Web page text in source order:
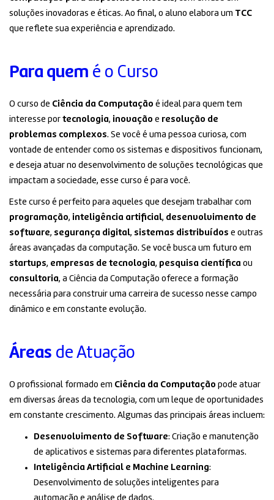
soluções inovadoras e éticas. Ao final, o aluno elabora um TCC
que reflete sua experiência e aprendizado.
Para quem é o Curso
O curso de Ciência da Computação é ideal para quem tem
interesse por tecnologia, inovação e resolução de
problemas complexos. Se você é uma pessoa curiosa, com
vontade de entender como os sistemas e dispositivos funcionam,
e deseja atuar no desenvolvimento de soluções tecnológicas que
impactam a sociedade, esse curso é para você.
Este curso é perfeito para aqueles que desejam trabalhar com
programação, inteligência artificial, desenvolvimento de
software, segurança digital, sistemas distribuídos e outras
áreas avançadas da computação. Se você busca um futuro em
startups, empresas de tecnologia, pesquisa científica ou
consultoria, a Ciência da Computação oferece a formação
necessária para construir uma carreira de sucesso nesse campo
dinâmico e em constante evolução.
Áreas de Atuação
O profissional formado em Ciência da Computação pode atuar
em diversas áreas da tecnologia, com um leque de oportunidades
em constante crescimento. Algumas das principais áreas incluem:
Desenvolvimento de Software: Criação e manutenção
de aplicativos e sistemas para diferentes plataformas.
Inteligência Artificial e Machine Learning:
Desenvolvimento de soluções inteligentes para